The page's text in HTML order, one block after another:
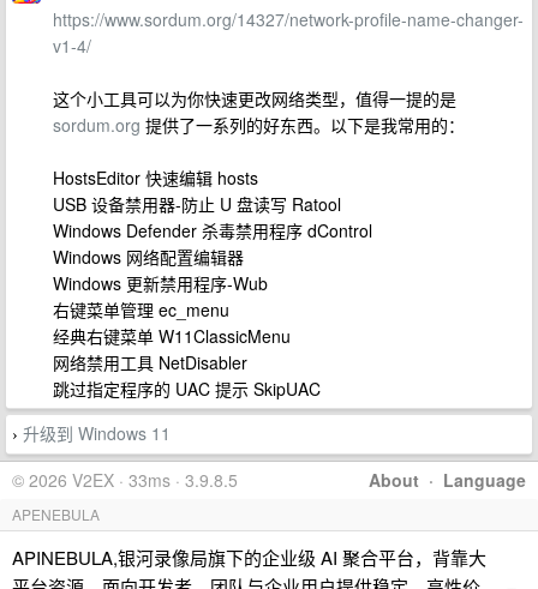
https://www.sordum.org/14327/network-profile-name-changer-
v1-4/
这个小工具可以为你快速更改网络类型，值得一提的是
sordum.org 提供了一系列的好东西。以下是我常用的：
HostsEditor 快速编辑 hosts
USB 设备禁用器-防止 U 盘读写 Ratool
Windows Defender 杀毒禁用程序 dControl
Windows 网络配置编辑器
Windows 更新禁用程序-Wub
右键菜单管理 ec_menu
经典右键菜单 W11ClassicMenu
网络禁用工具 NetDisabler
跳过指定程序的 UAC 提示 SkipUAC
› 升级到 Windows 11
About · Language
© 2026 V2EX · 33ms · 3.9.8.5
APENEBULA
APINEBULA,银河录像局旗下的企业级 AI 聚合平台，背靠大